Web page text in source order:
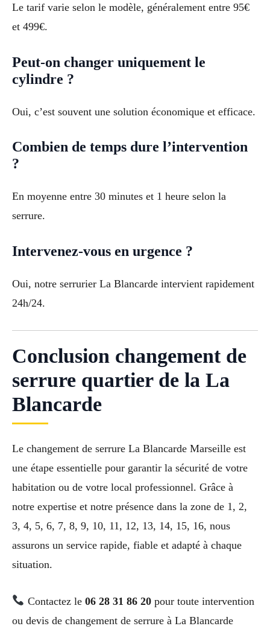
Le tarif varie selon le modèle, généralement entre 95€
et 499€.
Peut-on changer uniquement le
cylindre ?
Oui, c’est souvent une solution économique et efficace.
Combien de temps dure l’intervention
?
En moyenne entre 30 minutes et 1 heure selon la
serrure.
Intervenez-vous en urgence ?
Oui, notre serrurier La Blancarde intervient rapidement
24h/24.
Conclusion changement de
serrure quartier de la La
Blancarde
Le changement de serrure La Blancarde Marseille est
une étape essentielle pour garantir la sécurité de votre
habitation ou de votre local professionnel. Grâce à
notre expertise et notre présence dans la zone de 1, 2,
3, 4, 5, 6, 7, 8, 9, 10, 11, 12, 13, 14, 15, 16, nous
assurons un service rapide, fiable et adapté à chaque
situation.
Contactez le 06 28 31 86 20pour toute intervention
ou devis de changement de serrure à La Blancarde